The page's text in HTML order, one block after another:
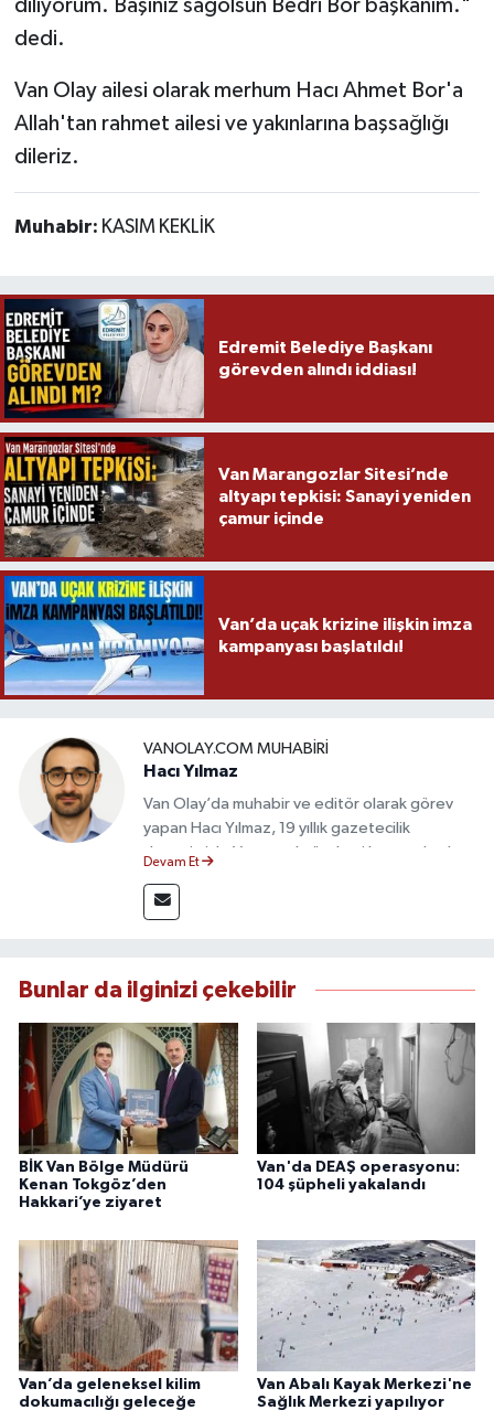
diliyorum. Başınız sağolsun Bedri Bor başkanım."
dedi.
Van Olay ailesi olarak merhum Hacı Ahmet Bor'a
Allah'tan rahmet ailesi ve yakınlarına başsağlığı
dileriz.
Muhabir: KASIM KEKLİK
Edremit Belediye Başkanı
görevden alındı iddiası!
Van Marangozlar Sitesi’nde
altyapı tepkisi: Sanayi yeniden
çamur içinde
Van’da uçak krizine ilişkin imza
kampanyası başlatıldı!
VANOLAY.COM MUHABIRI
Hacı Yılmaz
Van Olay’da muhabir ve editör olarak görev
yapan Hacı Yılmaz, 19 yıllık gazetecilik
deneyimiyle Van yerel gündemi başta olmak
takip etmektedir. Editoryal sürece katkı sunan
Yılmaz, tarafsızlık, doğruluk ve etik ilkeler
bilgilendirmektedir.
Devam Et
Bunlar da ilginizi çekebilir
BİK Van Bölge Müdürü
Kenan Tokgöz’den
Hakkari’ye ziyaret
Van'da DEAŞ operasyonu:
104 şüpheli yakalandı
Van’da geleneksel kilim
dokumacılığı geleceğe
Van Abalı Kayak Merkezi'ne
Sağlık Merkezi yapılıyor